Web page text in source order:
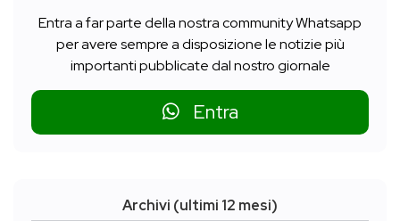
Entra a far parte della nostra community Whatsapp
per avere sempre a disposizione le notizie più
importanti pubblicate dal nostro giornale
Entra
Archivi (ultimi 12 mesi)